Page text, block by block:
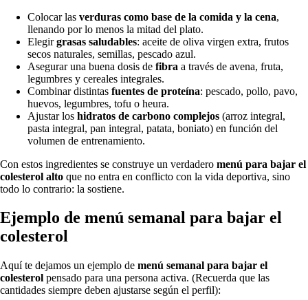
Colocar las verduras como base de la comida y la cena,
llenando por lo menos la mitad del plato.
Elegirgrasas saludables: aceite de oliva virgen extra, frutos
secos naturales, semillas, pescado azul.
Asegurar una buena dosis de fibra a través de avena, fruta,
legumbres y cereales integrales.
Combinar distintas fuentes de proteína: pescado, pollo, pavo,
huevos, legumbres, tofu o heura.
Ajustar los hidratos de carbono complejos (arroz integral,
pasta integral, pan integral, patata, boniato) en función del
volumen de entrenamiento.
Con estos ingredientes se construye un verdadero menú para bajar el
colesterol alto que no entra en conflicto con la vida deportiva, sino
todo lo contrario: la sostiene.
Ejemplo de menú semanal para bajar el
colesterol
Aquí te dejamos un ejemplo de menú semanal para bajar el
colesterol pensado para una persona activa. (Recuerda que las
cantidades siempre deben ajustarse según el perfil):